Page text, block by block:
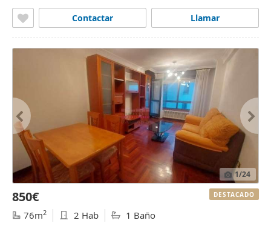
Llamar
Contactar
1/24
850€
76m2 2 Hab 1 Baño
DESTACADO